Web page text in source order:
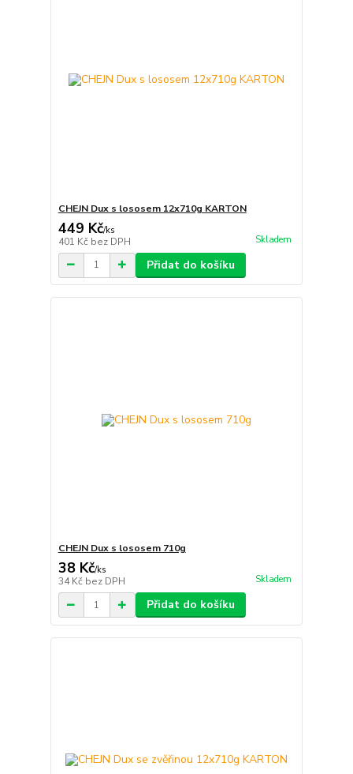
CHEJN Dux s lososem 12x710g KARTON
449 Kč/ks
401 Kč bez DPH Skladem
Přidat do košíku
CHEJN Dux s lososem 710g
38 Kč/ks
34 Kč bez DPH Skladem
Přidat do košíku